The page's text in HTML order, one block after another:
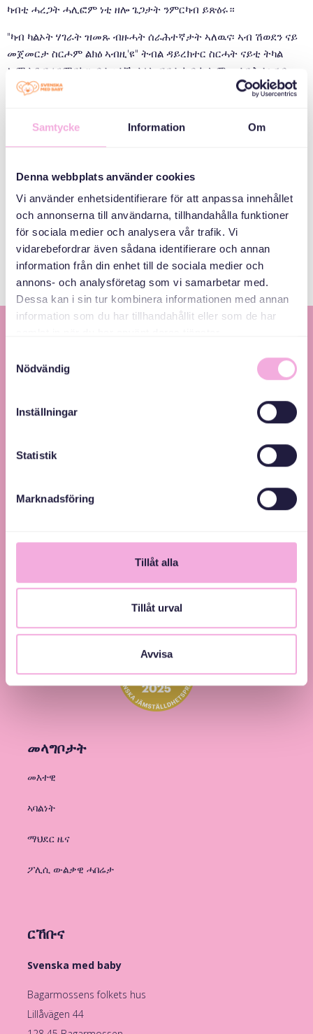
Samtycke Information Om
Denna webbplats använder cookies
Vi använder enhetsidentifierare för att anpassa innehållet
och annonserna till användarna, tillhandahålla funktioner
för sociala medier och analysera vår trafik. Vi
vidarebefordrar även sådana identifierare och annan
information från din enhet till de sociala medier och
annons- och analysföretag som vi samarbetar med.
Dessa kan i sin tur kombinera informationen med annan
information som du har tillhandahållit eller som de har
Nödvändig
Inställningar
Statistik
Marknadsföring
Tillåt alla
Tillåt urval
Avvisa
ካብቲ ሓረጋት ሓሊፎም ነቲ ዘሎ ጌጋታት ንምርካብ ይጽዕሩ።
"ካብ ካልኦት ሃገራት ዝመጹ ብዙሓት ሰራሕተኛታት ኣለዉና፡ ኣብ ሽወደን ናይ
መጀመርታ ስርሖም ልክዕ ኣብዚ'ዩ" ትብል ዳይረክተር ስርሓት ናይቲ ትካል
ኤሜልያ ፍሬንማርክ። ብተወሳኺ ልዕሊ ፍርቂ ካብ ኩሎም መሳርሕታ፡ ናብ
ሽወደን ምስ መጹ፡ ብዓበይቲ ቋንቋ ሽወደን ከም ዝተማህሩ ትዛረብ።
ዝኸበደ'ዩ" ትውስኽ ኣልማ "ኣነ ንኤስኤፍኣይን ኤስቪኤን ሓሊፈ፡ ግን ቀጻሊ
ዕድል ክትምዕብልን ክትለማመድን ኣለካ፡ እንተዘይኮይኑ እቲ ቋንቋ ደው ይብል"
በቲ ወግዓዊ ትምህርቲ ጥራይ እኹል ኣይኮነን ትብል ኤሜልያ።
"ቋንቋ ኣብ መዓልታዊ ህይወትን ኣብ ስራሕ ቦታን ብተግባር ክመሃር ኣለዎ።"
ሼር ዜና፤
መላግቦታት
መእተዊ
ኣባልነት
ማህደር ዜና
ፖሊሲ ውልቃዊ ሓበሬታ
ርኸቡና
Svenska med baby
Bagarmossens folkets hus
Lillåvägen 44